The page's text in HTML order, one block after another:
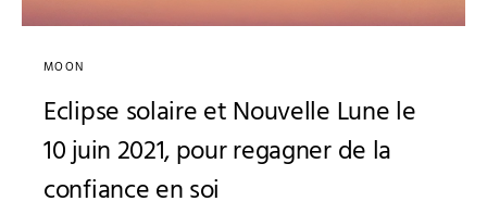
MOON
Eclipse solaire et Nouvelle Lune le
10 juin 2021, pour regagner de la
confiance en soi